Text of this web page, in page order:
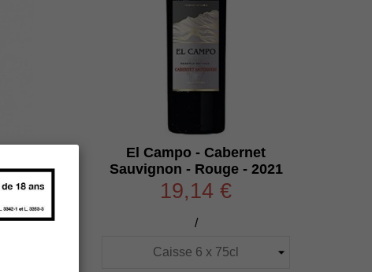
El Campo - Cabernet
Sauvignon - Rouge - 2021
19,14 €
/